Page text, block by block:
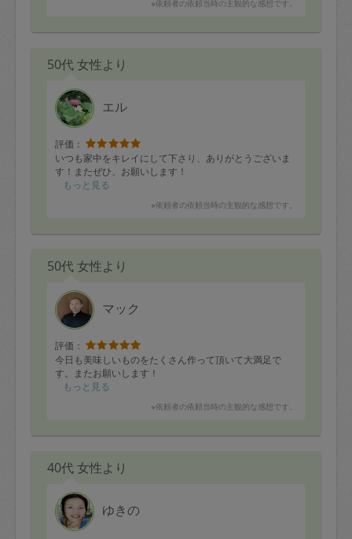
※依頼者の依頼当時の主観的な感想です。
50代 女性より
エル
評価：
いつも家中をキレイにして下さり、ありがとうございま
す！またぜひ、お願いします！
もっと見る
※依頼者の依頼当時の主観的な感想です。
50代 女性より
マック
評価：
今日も美味しいものをたくさん作って頂いて大満足で
す。またお願いします！
もっと見る
※依頼者の依頼当時の主観的な感想です。
40代 女性より
ゆきの